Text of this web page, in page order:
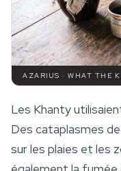
AZARIUS · WHAT THE
Les Khanty
Des cataplasmes
sur les plaies et les